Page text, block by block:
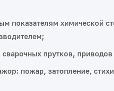
показателям химической
прутков,
пожар, затопление,